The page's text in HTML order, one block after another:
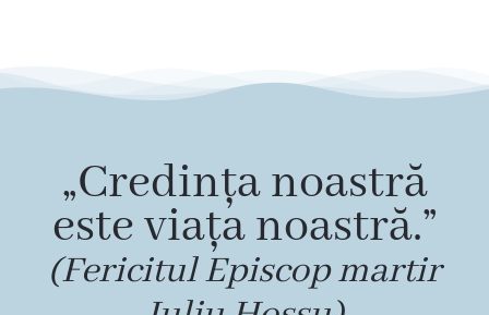
„Credința noastră
este viața noastră.”
(Fericitul Episcop martir